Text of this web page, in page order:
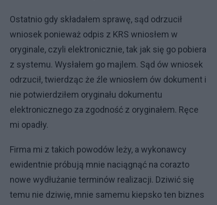
Ostatnio gdy składałem sprawę, sąd odrzucił
wniosek ponieważ odpis z KRS wniosłem w
oryginale, czyli elektronicznie, tak jak się go pobiera
z systemu. Wysłałem go majlem. Sąd ów wniosek
odrzucił, twierdząc że źle wniosłem ów dokument i
nie potwierdziłem oryginału dokumentu
elektronicznego za zgodność z oryginałem. Ręce
mi opadły.
Firma mi z takich powodów leży, a wykonawcy
ewidentnie próbują mnie naciągnąć na corazto
nowe wydłużanie terminów realizacji. Dziwić się
temu nie dziwię, mnie samemu kiepsko ten biznes